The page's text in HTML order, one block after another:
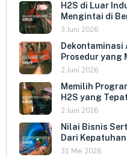
H2S di Luar
Mengintai di
Indonesia
3 Juni 2026
Dekontaminasi
Prosedur yang
Berikutnya dan
2 Juni 2026
Memilih
H2S yang
dan HSE
2 Juni 2026
Nilai Bisnis
Dari
Kompetitif
31 Mei 2026